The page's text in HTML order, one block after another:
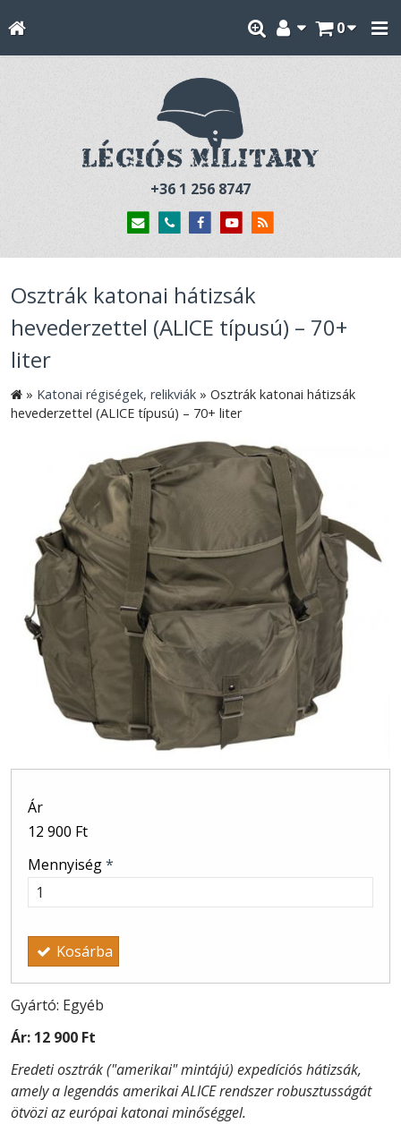
0
+36 1 256 8747
Osztrák katonai hátizsák
hevederzettel (ALICE típusú) – 70+
liter
» Katonai régiségek, relikviák » Osztrák katonai hátizsák
hevederzettel (ALICE típusú) – 70+ liter
Ár
12 900 Ft
Mennyiség*
Kosárba
Gyártó: Egyéb
Ár: 12 900 Ft
Eredeti osztrák ("amerikai" mintájú) expedíciós hátizsák,
amely a legendás amerikai ALICE rendszer robusztusságát
ötvözi az európai katonai minőséggel.